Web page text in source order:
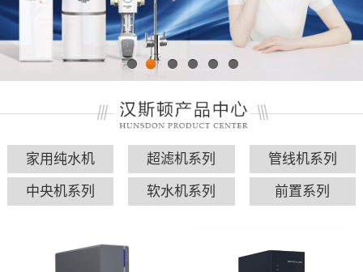
家用纯水机 超滤机系列 管线机系列
中央机系列 软水机系列 前置系列